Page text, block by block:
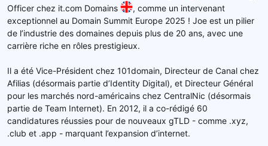
Officer chez it.com Domains
, comme un intervenant
exceptionnel au Domain Summit Europe 2025 ! Joe est un pilier
de l’industrie des domaines depuis plus de 20 ans, avec une
carrière riche en rôles prestigieux.
Il a été Vice-Président chez 101domain, Directeur de Canal chez
Afilias (désormais partie d’Identity Digital), et Directeur Général
pour les marchés nord-américains chez CentralNic (désormais
partie de Team Internet). En 2012, il a co-rédigé 60
candidatures réussies pour de nouveaux gTLD - comme .xyz,
.club et .app - marquant l’expansion d’internet.